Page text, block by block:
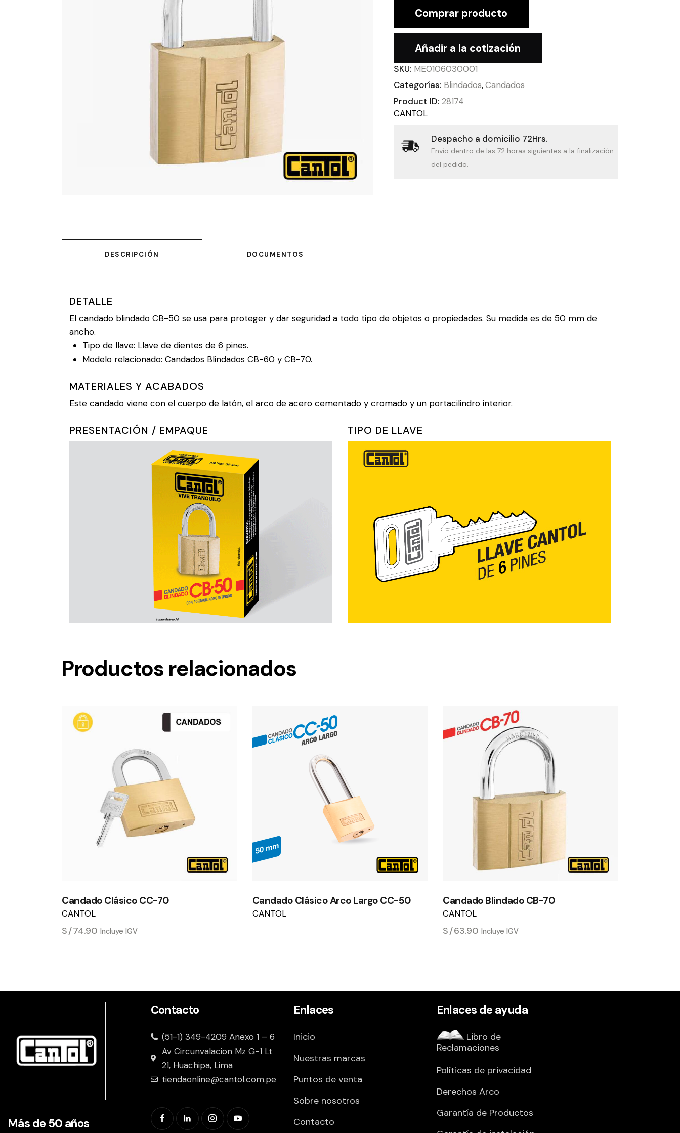
Comprar producto
Añadir a la cotización
SKU: ME0106030001
Categorías: Blindados,Candados
Product ID: 28174
CANTOL
Despacho a domicilio 72Hrs.
Envío dentro de las 72 horas siguientes a la finalización
del pedido.
DESCRIPCIÓN DOCUMENTOS
DETALLE
El candado blindado CB-50 se usa para proteger y dar seguridad a todo tipo de objetos o propiedades. Su medida es de 50 mm de
ancho.
Tipo de llave: Llave de dientes de 6 pines.
Modelo relacionado: Candados Blindados CB-60 y CB-70.
MATERIALES Y ACABADOS
Este candado viene con el cuerpo de latón, el arco de acero cementado y cromado y un portacilindro interior.
PRESENTACIÓN / EMPAQUE TIPO DE LLAVE
Productos relacionados
Candado Clásico CC-70
CANTOL
S/74.90 Incluye IGV
Candado Clásico Arco Largo CC-50
CANTOL
Candado Blindado CB-70
CANTOL
S/63.90 Incluye IGV
Más de 50 años
Contacto
(51-1) 349-4209 Anexo 1 – 6
Av Circunvalacion Mz G-1 Lt
21, Huachipa, Lima
tiendaonline@cantol.com.pe
Enlaces
Inicio
Nuestras marcas
Puntos de venta
Sobre nosotros
Contacto
Enlaces de ayuda
Libro de
Reclamaciones
Políticas de privacidad
Derechos Arco
Garantía de Productos